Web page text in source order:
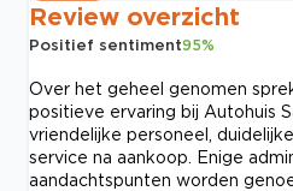
Review overzicht
Positief sentiment95%
Over het geheel genomen
positieve ervaring bij Autohuis
vriendelijke personeel,
service na aankoop. Enige
aandachtspunten worden